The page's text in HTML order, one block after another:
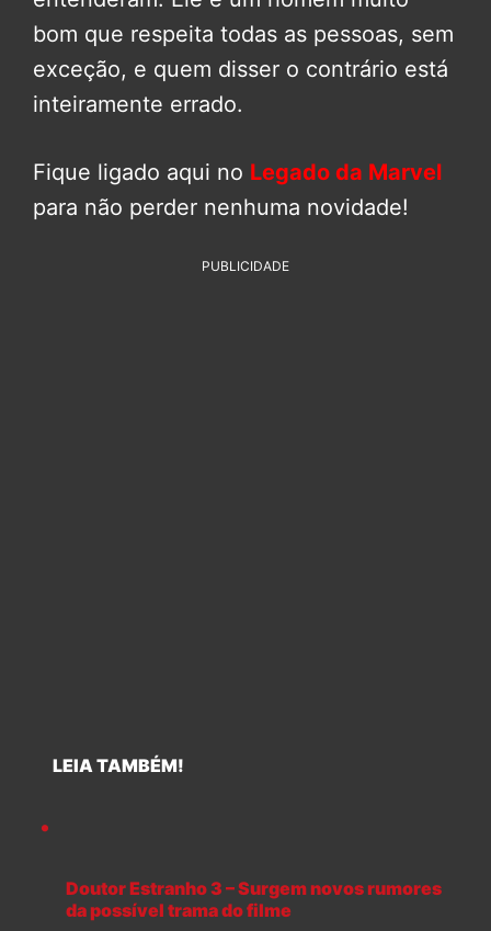
bom que respeita todas as pessoas, sem
exceção, e quem disser o contrário está
inteiramente errado.
Fique ligado aqui no Legado da Marvel
para não perder nenhuma novidade!
PUBLICIDADE
LEIA TAMBÉM!
Doutor Estranho 3 – Surgem novos rumores
da possível trama do filme